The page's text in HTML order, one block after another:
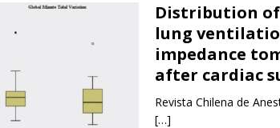
Distribution
lung
impedance
after cardiac
Revista Chilena de
[…]